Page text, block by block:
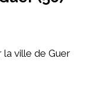
la ville de Guer